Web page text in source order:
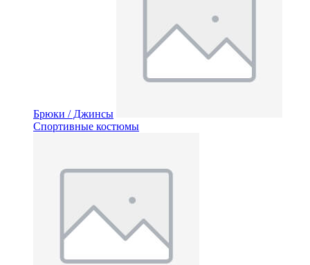
Брюки / Джинсы
Спортивные костюмы